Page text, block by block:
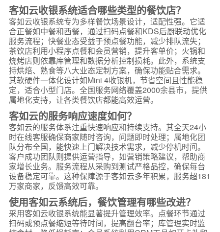
客如云收银系统适合哪些类型的餐饮店？
客如云收银系统专为多样餐饮场景设计，适配性强。它适
合正餐如中餐和西餐，通过扫码点餐和KDS后厨联动优化
服务流程；快餐业态受益于预点餐功能，减少排队流失；
茶饮店利用小程序点餐和会员营销，提升客单价；火锅和
烧烤店则依靠库管理和数据分析控制损耗。此外，系统支
持烘焙、熟食等八大业态定制方案，确保功能贴合需求。
其软硬件一体化设计如Mini 4收银机，节省空间且性能稳
定，适合小型门店。全国服务网络覆盖2000余县市，提供
属地化支持，让各类餐饮店都能高效运营。
客如云的服务响应速度如何？
客如云的服务体系注重快速响应和持续支持。其全天24小
时在线客服确保商家随时咨询，问题即时处理；属地化团
队分布全国，能快速上门解决技术需求，减少停机时间。
客户成功团队则提供运营指导，如营销策略建议，帮助商
家增长业务。服务流程从采购到测试严格品控，确保每台
设备稳定可靠。这种保障源于客如云多年积累，服务超181
万家商家，反馈高效可靠。
使用客如云系统后，餐饮管理有哪些改进？
采用客如云收银系统能显著提升管理效率。点餐环节通过
扫码或预点餐缩短等待时间，提高翻台率；库管理实时监